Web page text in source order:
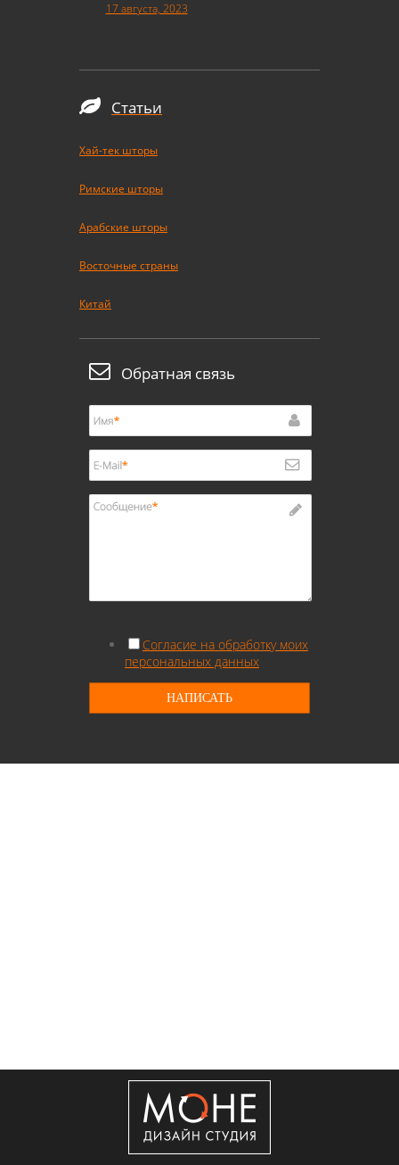
17 августа, 2023
Статьи
Хай-тек шторы
Римские шторы
Арабские шторы
Восточные страны
Китай
Обратная связь
Согласие на обработку моих
персональных данных
НАПИСАТЬ